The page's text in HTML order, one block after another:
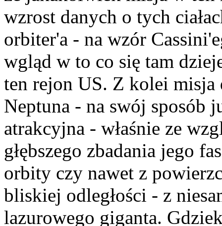
wzrost danych o tych
orbiter'a - na wzór
wgląd w to co się tam
ten rejon US. Z kolei
Neptuna - na swój sposób
atrakcyjna - właśnie ze
głębszego zbadania jego
orbity czy nawet z
bliskiej odległości - z
lazurowego giganta.